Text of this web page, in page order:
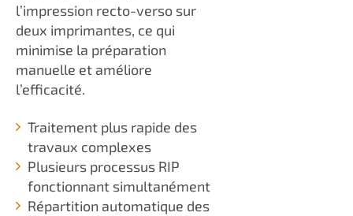
l’impression recto-verso sur
deux imprimantes, ce qui
minimise la préparation
manuelle et améliore
l’efficacité.
Traitement plus rapide des
travaux complexes
Plusieurs processus RIP
fonctionnant simultanément
Répartition automatique des